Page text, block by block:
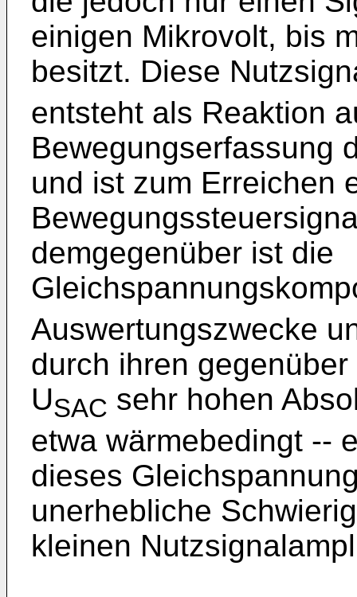
einigen Mikrovolt, bis
besitzt. Diese
entsteht als Reaktion
Bewegungserfassung
und ist zum Erreichen
demgegenüber ist die
Auswertungszwecke
durch ihren
USAC sehr hohen
etwa wärmebedingt --
dieses
unerhebliche
kleinen